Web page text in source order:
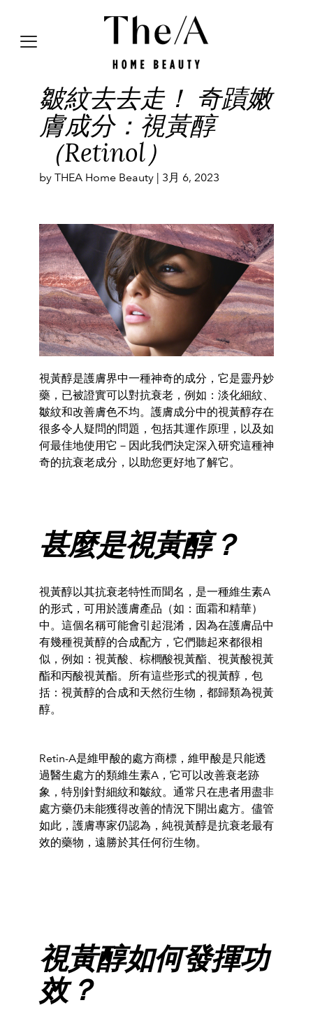
皺紋去去走！ 奇蹟嫩
膚成分：視黃醇
（Retinol）
by THEA Home Beauty | 3月 6, 2023
視黃醇是護膚界中一種神奇的成分，它是靈丹妙
藥，已被證實可以對抗衰老，例如：淡化細紋、
皺紋和改善膚色不均。護膚成分中的視黃醇存在
很多令人疑問的問題，包括其運作原理，以及如
何最佳地使用它－因此我們決定深入研究這種神
奇的抗衰老成分，以助您更好地了解它。
甚麼是視黃醇？
視黃醇以其抗衰老特性而聞名，是一種維生素A
的形式，可用於護膚產品（如：面霜和精華）
中。這個名稱可能會引起混淆，因為在護膚品中
有幾種視黃醇的合成配方，它們聽起來都很相
似，例如：視黃酸、棕櫚酸視黃酯、視黃酸視黃
酯和丙酸視黃酯。所有這些形式的視黃醇，包
括：視黃醇的合成和天然衍生物，都歸類為視黃
醇。
Retin-A是維甲酸的處方商標，維甲酸是只能透
過醫生處方的類維生素A，它可以改善衰老跡
象，特別針對細紋和皺紋。通常只在患者用盡非
處方藥仍未能獲得改善的情況下開出處方。儘管
如此，護膚專家仍認為，純視黃醇是抗衰老最有
效的藥物，遠勝於其任何衍生物。
視黃醇如何發揮功
效？